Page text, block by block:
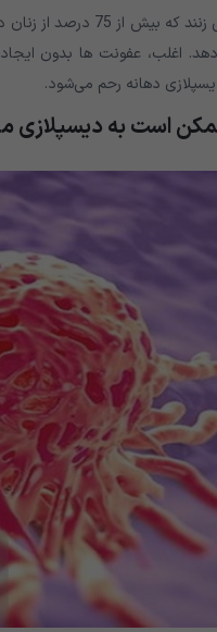
می دهد. اغلب، عفونت ها بدون
دهانه رحم می‌شود.